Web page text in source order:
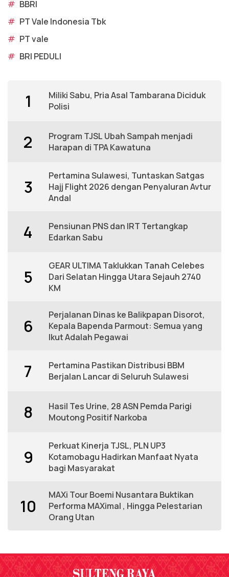
# BBRI
# PT Vale Indonesia Tbk
# PT vale
# BRI PEDULI
1
Miliki Sabu, Pria Asal Tambarana Diciduk
Polisi
2
Program TJSL Ubah Sampah menjadi
Harapan di TPA Kawatuna
3
Pertamina Sulawesi, Tuntaskan Satgas
Hajj Flight 2026 dengan Penyaluran Avtur
Andal
4
Pensiunan PNS dan IRT Tertangkap
Edarkan Sabu
5
GEAR ULTIMA Taklukkan Tanah Celebes
Dari Selatan Hingga Utara Sejauh 2740
KM
6
Perjalanan Dinas ke Balikpapan Disorot,
Kepala Bapenda Parmout: Semua yang
Ikut Adalah Pegawai
7
Pertamina Pastikan Distribusi BBM
Berjalan Lancar di Seluruh Sulawesi
8
Hasil Tes Urine, 28 ASN Pemda Parigi
Moutong Positif Narkoba
9
Perkuat Kinerja TJSL, PLN UP3
Kotamobagu Hadirkan Manfaat Nyata
bagi Masyarakat
10
MAXi Tour Boemi Nusantara Buktikan
Performa MAXimal , Hingga Pelestarian
Orang Utan